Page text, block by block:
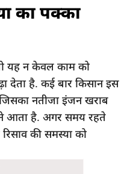
का पक्का
यह न केवल काम को
देता है. कई बार किसान इस
नतीजा इंजन खराब
आता है. अगर समय रहते
की समस्या को